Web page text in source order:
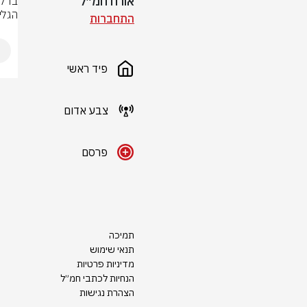
התחברות
פיד ראשי
צבע אדום
פרסם
תמיכה
תנאי שימוש
מדיניות פרטיות
הנחיות לכתבי חמ״ל
הצהרת נגישות